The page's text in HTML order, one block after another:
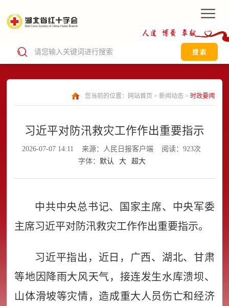
搜 索
您当前的位置： 网站首页 > 新闻动态> 时政要闻
习近平对防汛救灾工作作出重要指示
2026-07-07 14:11 来源：人民日报客户端
阅读：923次
字体： 默认 大 超大
中共中央总书记、国家主席、中央军委
主席习近平对防汛救灾工作作出重要指示。
习近平指出，近日，广西、湖北、甘肃
等地因降雨大风天气，接连发生水库溃坝、
山体滑坡等灾情，造成重大人员伤亡和经济